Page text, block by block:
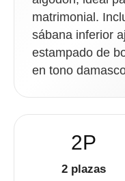
matrimonial.
sábana inferior
estampado de
en tono
2P
2 plazas